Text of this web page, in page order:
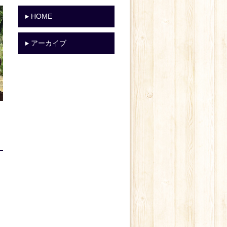
HOME
アーカイブ